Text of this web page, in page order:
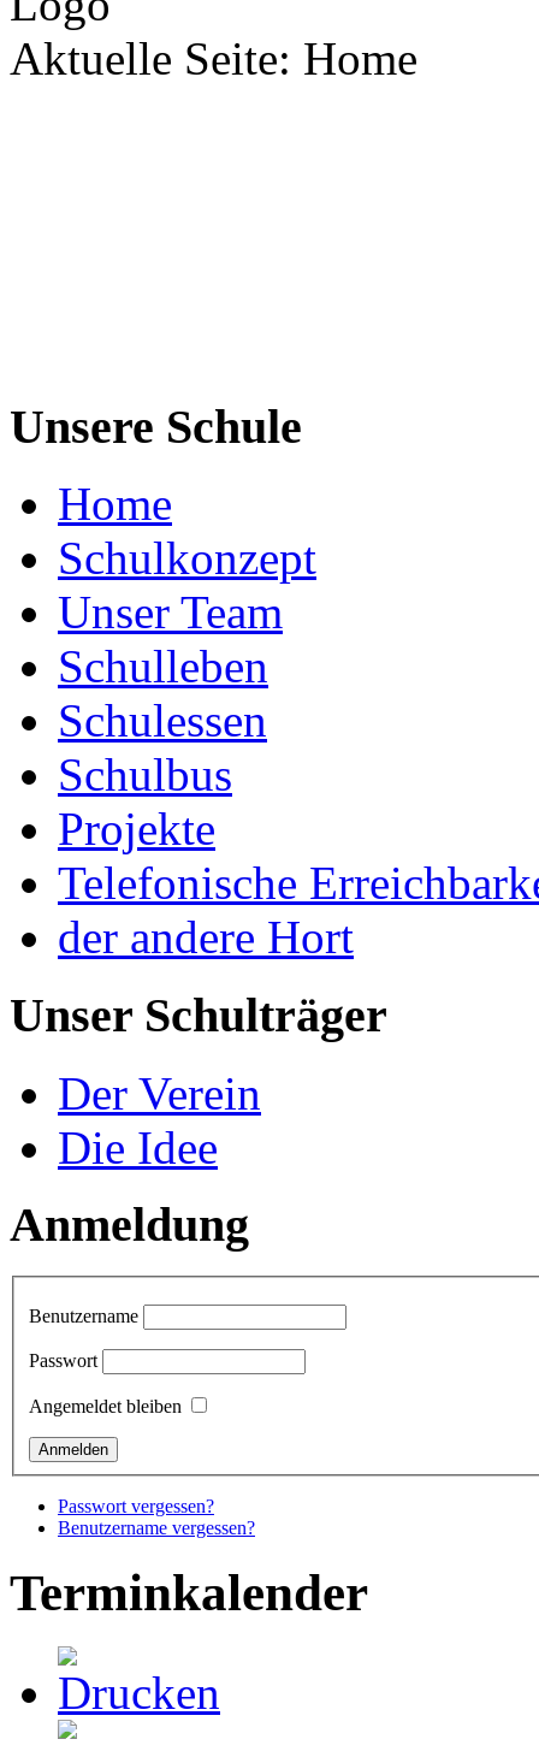
Aktuelle Seite: Home
Unsere Schule
Home
Schulkonzept
Unser Team
Schulleben
Schulessen
Schulbus
Projekte
Telefonische
der andere Hort
Unser Schulträger
Der Verein
Die Idee
Anmeldung
Benutzername
Passwort
Angemeldet bleiben
Passwort vergessen?
Benutzername vergessen?
Terminkalender